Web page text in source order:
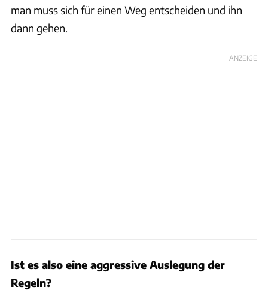
man muss sich für einen Weg entscheiden und ihn
dann gehen.
ANZEIGE
Ist es also eine aggressive Auslegung der
Regeln?